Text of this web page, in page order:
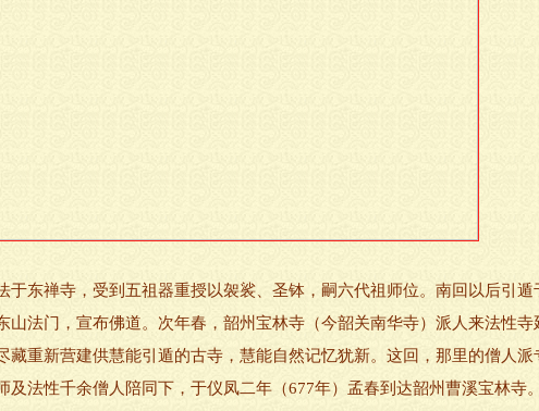
禅寺，受到五祖器重授以袈裟、圣钵，嗣六代祖师位。南回以后引遁
法门，宣布佛道。次年春，韶州宝林寺（今韶关南华寺）派人来法性寺
重新营建供慧能引遁的古寺，慧能自然记忆犹新。这回，那里的僧人派
法性千余僧人陪同下，于仪凤二年（677年）孟春到达韶州曹溪宝林寺